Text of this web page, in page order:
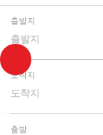
출발지
출발지
도착지
도착지
출발